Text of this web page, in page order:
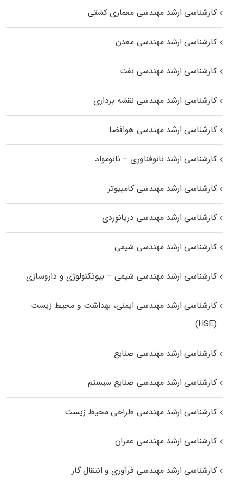
کارشناسی ارشد مهندسی معماری کشتی
کارشناسی ارشد مهندسی معدن
کارشناسی ارشد مهندسی نفت
کارشناسی ارشد مهندسی نقشه برداری
کارشناسی ارشد مهندسی هوافضا
کارشناسی ارشد نانوفناوری – نانومواد
کارشناسی ارشد مهندسی کامپیوتر
کارشناسی ارشد مهندسی دریانوردی
کارشناسی ارشد مهندسی شیمی
کارشناسی ارشد مهندسی شیمی – بیوتکنولوژی و داروسازی
کارشناسی ارشد مهندسی ایمنی، بهداشت و محیط زیست
(HSE)
کارشناسی ارشد مهندسی صنایع
کارشناسی ارشد مهندسی صنایع سیستم
کارشناسی ارشد مهندسی طراحی محیط زیست
کارشناسی ارشد مهندسی عمران
کارشناسی ارشد مهندسی فرآوری و انتقال گاز